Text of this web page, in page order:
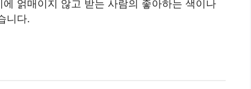
얽매이지 않고 받는 사람의 좋아하는 색이나
니다.